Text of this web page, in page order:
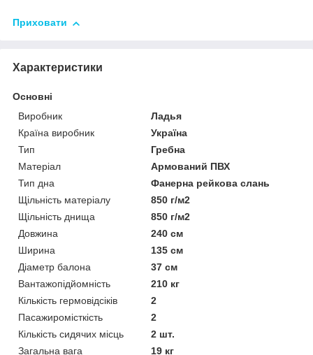
Приховати
Характеристики
Основні
Виробник
Ладья
Країна виробник
Україна
Тип
Гребна
Матеріал
Армований ПВХ
Тип дна
Фанерна рейкова слань
Щільність матеріалу
850 г/м2
Щільність днища
850 г/м2
Довжина
240 см
Ширина
135 см
Діаметр балона
37 см
Вантажопідйомність
210 кг
Кількість гермовідсіків
2
Пасажиромісткість
2
Кількість сидячих місць
2 шт.
Загальна вага
19 кг